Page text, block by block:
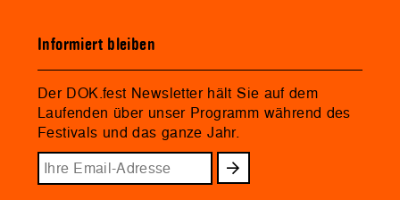
Informiert bleiben
Der DOK.fest Newsletter hält Sie auf dem
Laufenden über unser Programm während des
Festivals und das ganze Jahr.